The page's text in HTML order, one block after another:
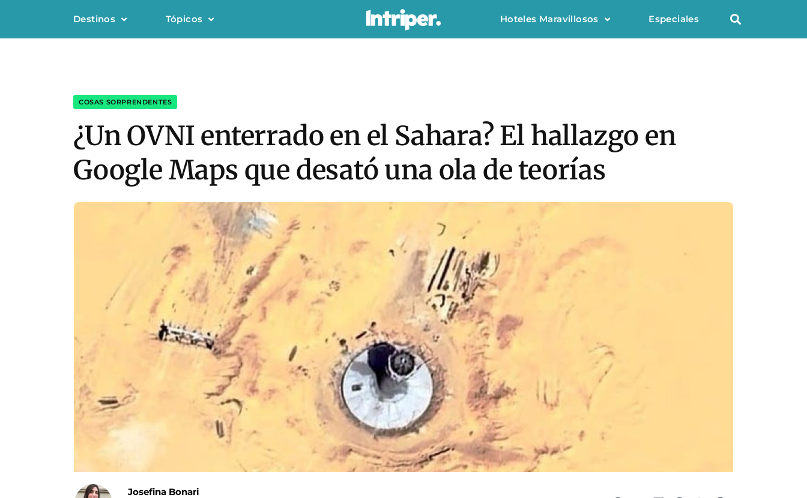
Destinos Tópicos Hoteles Maravillosos Especiales
COSAS SORPRENDENTES
¿Un OVNI enterrado en el Sahara? El hallazgo en
Google Maps que desató una ola de teorías
Josefina Bonari